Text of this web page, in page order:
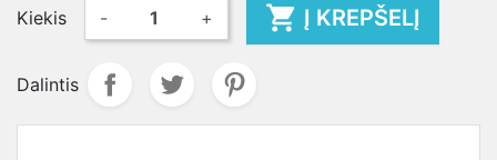
Kiekis
- +  Į KREPŠELĮ
Dalintis